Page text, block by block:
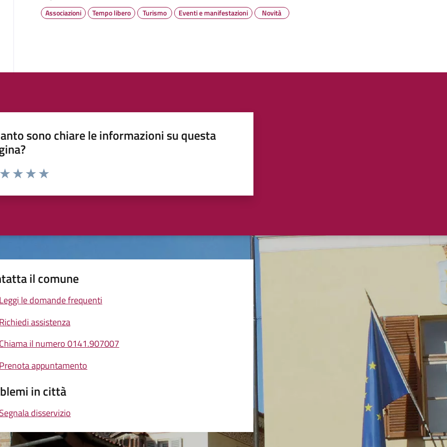
Associazioni Tempo libero Turismo Eventi e manifestazioni Novità
sono chiare le informazioni su questa
da 1 a 5 stelle la pagina
il comune
Leggi le domande frequenti
Richiedi assistenza
Chiama il numero 0141.907007
Prenota appuntamento
in città
Segnala disservizio